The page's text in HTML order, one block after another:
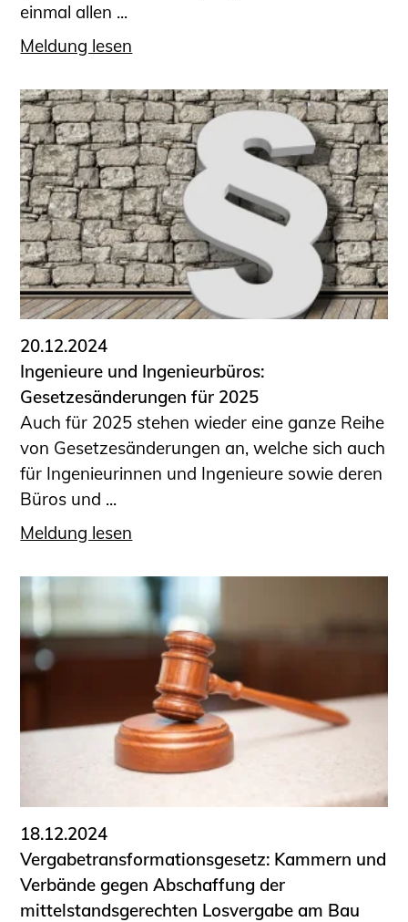
einmal allen ...
Meldung lesen
20.12.2024
Ingenieure und Ingenieurbüros:
Gesetzesänderungen für 2025
Auch für 2025 stehen wieder eine ganze Reihe
von Gesetzesänderungen an, welche sich auch
für Ingenieurinnen und Ingenieure sowie deren
Büros und ...
Meldung lesen
18.12.2024
Vergabetransformationsgesetz: Kammern und
Verbände gegen Abschaffung der
mittelstandsgerechten Losvergabe am Bau